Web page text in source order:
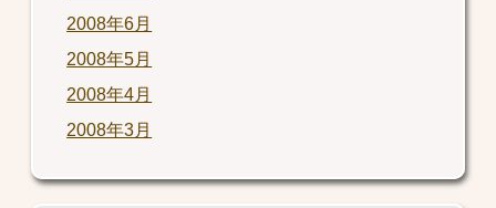
2008年6月
2008年5月
2008年4月
2008年3月